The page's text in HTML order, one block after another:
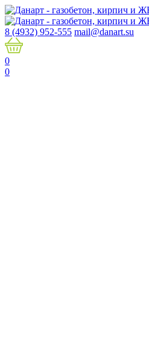
8 (4932) 952-555 mail@danart.su
0
0